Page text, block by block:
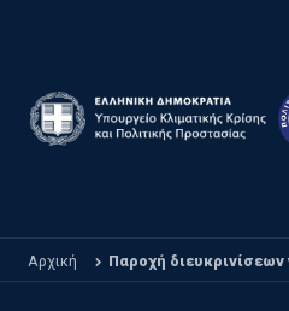
Αρχική Παροχή διευκρινίσεων για το διαγωνισμό με τίτλο "Προμήθεια μηχανολογικού εξοπλισμού